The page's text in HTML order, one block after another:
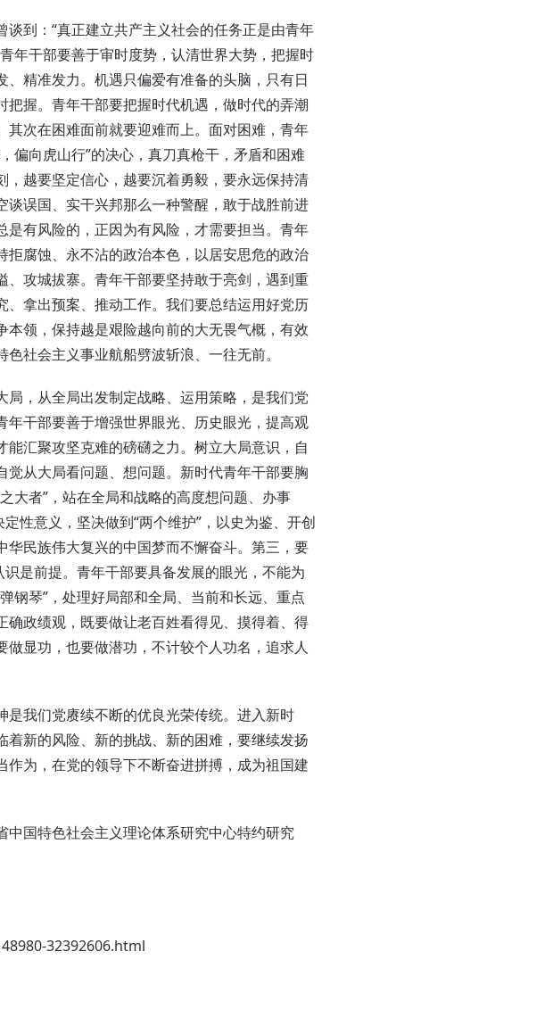
到：“真正建立共产主义社会的任务正是由青年
年干部要善于审时度势，认清世界大势，把握时
精准发力。机遇只偏爱有准备的头脑，只有日
握。青年干部要把握时代机遇，做时代的弄潮
次在困难面前就要迎难而上。面对困难，青年
偏向虎山行”的决心，真刀真枪干，矛盾和困难
越要坚定信心，越要沉着勇毅，要永远保持清
误国、实干兴邦那么一种警醒，敢于战胜前进
有风险的，正因为有风险，才需要担当。青年
腐蚀、永不沾的政治本色，以居安思危的政治
攻城拔寨。青年干部要坚持敢于亮剑，遇到重
拿出预案、推动工作。我们要总结运用好党历
领，保持越是艰险越向前的大无畏气概，有效
社会主义事业航船劈波斩浪、一往无前。
，从全局出发制定战略、运用策略，是我们党
干部要善于增强世界眼光、历史眼光，提高观
汇聚攻坚克难的磅礴之力。树立大局意识，自
从大局看问题、想问题。新时代青年干部要胸
大者”，站在全局和战略的高度想问题、办事
性意义，坚决做到“两个维护”，以史为鉴、开创
民族伟大复兴的中国梦而不懈奋斗。第三，要
是前提。青年干部要具备发展的眼光，不能为
钢琴”，处理好局部和全局、当前和长远、重点
政绩观，既要做让老百姓看得见、摸得着、得
显功，也要做潜功，不计较个人功名，追求人
我们党赓续不断的优良光荣传统。进入新时
新的风险、新的挑战、新的困难，要继续发扬
为，在党的领导下不断奋进拼搏，成为祖国建
中国特色社会主义理论体系研究中心特约研究
32392606.html